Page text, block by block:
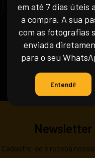
Backstage
do
Ano
Newsletter
Cadastre-se e receba
em até 7 dias úteis
a compra. A sua
com as fotografias
enviada
para o seu
Entendi!